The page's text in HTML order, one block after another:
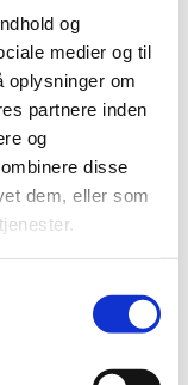
og
medier og til
oplysninger om
partnere inden
og
disse
dem, eller som
over opholdets
ved ind- og
anerkendes ved
fra
Der kræves
på